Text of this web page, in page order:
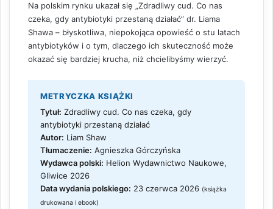
Na polskim rynku ukazał się „Zdradliwy cud. Co nas
czeka, gdy antybiotyki przestaną działać” dr. Liama
Shawa – błyskotliwa, niepokojąca opowieść o stu latach
antybiotyków i o tym, dlaczego ich skuteczność może
okazać się bardziej krucha, niż chcielibyśmy wierzyć.
METRYCZKA KSIĄŻKI
Tytuł: Zdradliwy cud. Co nas czeka, gdy
antybiotyki przestaną działać
Autor: Liam Shaw
Tłumaczenie: Agnieszka Górczyńska
Wydawca polski: Helion Wydawnictwo Naukowe,
Gliwice 2026
Data wydania polskiego: 23 czerwca 2026 (książka
drukowana i ebook)